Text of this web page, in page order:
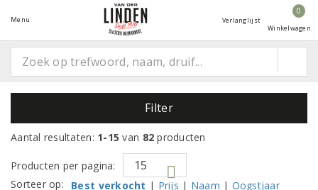
Menu Verlanglijst
0
Winkelwagen
Filter
Aantal resultaten: 1-15 van 82 producten
Producten per pagina:
Sorteer op:
Best verkocht | Prijs | Naam | Oogstjaar